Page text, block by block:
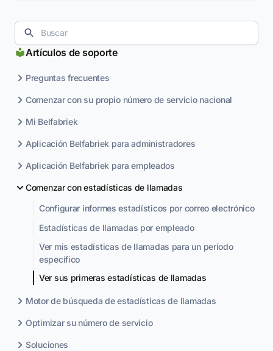
Artículos de soporte
Preguntas frecuentes
Comenzar con su propio número de servicio nacional
Mi Belfabriek
Aplicación Belfabriek para administradores
Aplicación Belfabriek para empleados
Comenzar con estadísticas de llamadas
Configurar informes estadísticos por correo electrónico
Estadísticas de llamadas por empleado
Ver mis estadísticas de llamadas para un período
específico
Ver sus primeras estadísticas de llamadas
Motor de búsqueda de estadísticas de llamadas
Optimizar su número de servicio
Soluciones